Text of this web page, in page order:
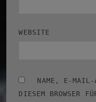
WEBSITE
NAME, E-MAIL-
DIESEM BROWSER